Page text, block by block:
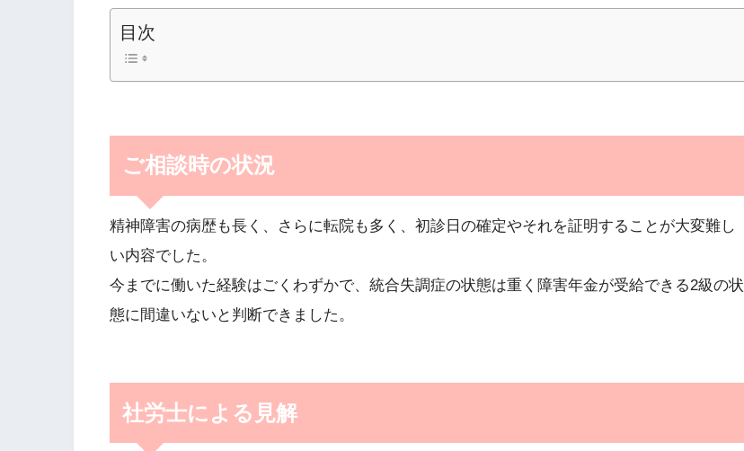
目次
ご相談時の状況
精神障害の病歴も長く、さらに転院も多く、初診日の確定やそれを証明することが大変難し
い内容でした。
今までに働いた経験はごくわずかで、統合失調症の状態は重く障害年金が受給できる2級の状
態に間違いないと判断できました。
社労士による見解